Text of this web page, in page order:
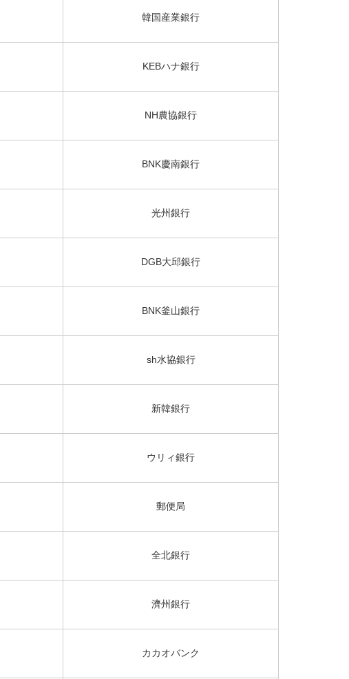
韓国産業銀行
KEBハナ銀行
NH農協銀行
BNK慶南銀行
光州銀行
DGB大邱銀行
BNK釜山銀行
sh水協銀行
新韓銀行
ウリィ銀行
郵便局
全北銀行
濟州銀行
カカオバンク